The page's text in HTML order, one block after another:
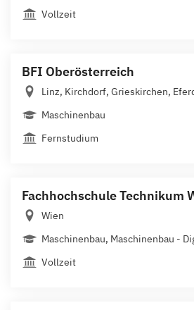
Vollzeit
BFI Oberösterreich
Linz, Kirchdorf, Grieskirchen,
Maschinenbau
Fernstudium
Fachhochschule Technikum
Wien
Maschinenbau, Maschinenbau -
Vollzeit